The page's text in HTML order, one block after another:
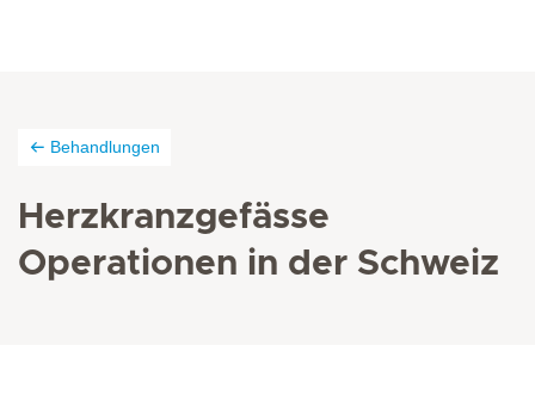
Behandlungen
Herzkranzgefässe
Operationen in der Schweiz